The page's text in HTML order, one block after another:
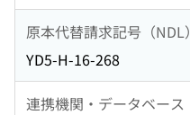
原本代替請求記号（NDL）
YD5-H-16-268
連携機関・データベース